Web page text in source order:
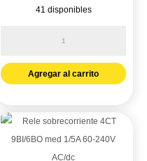
41 disponibles
RIEL
10kA
240V-
Agregar al carrito